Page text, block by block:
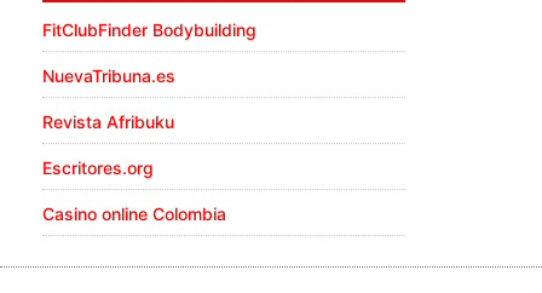
FitClubFinder Bodybuilding
NuevaTribuna.es
Revista Afribuku
Escritores.org
Casino online Colombia